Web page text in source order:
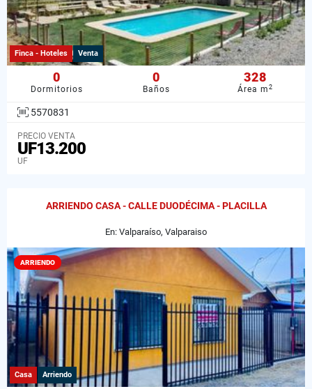
Finca - Hoteles Venta
0
Dormitorios
0
Baños
328
Área m2
5570831
PRECIO VENTA
UF13.200
UF
ARRIENDO CASA - CALLE DUODÉCIMA - PLACILLA
En: Valparaíso, Valparaiso
ARRIENDO
Casa Arriendo